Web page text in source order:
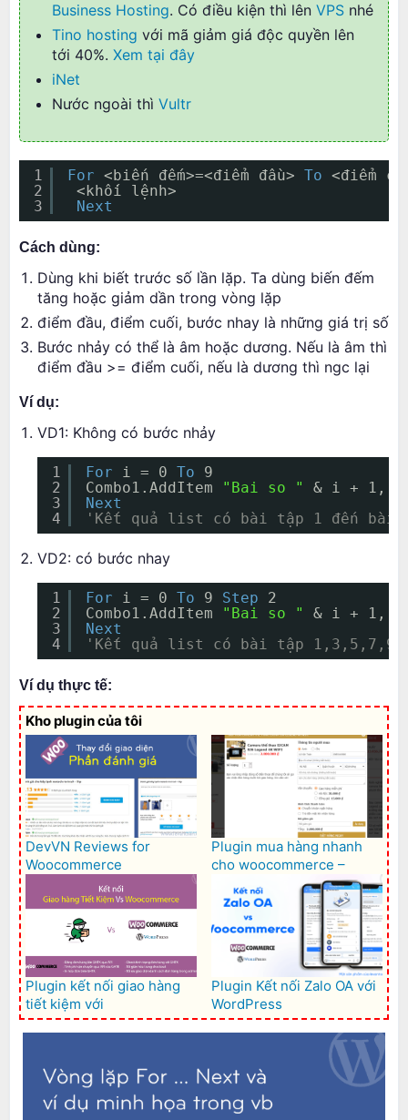
Business Hosting. Có điều kiện thì lên VPS nhé
Tino hosting với mã giảm giá độc quyền lên
tới 40%. Xem tại đây
iNet
Nước ngoài thì Vultr
1
2
3
For <biến đếm>=<điểm đầu> To <điểm
<khối lệnh>
Next
Cách dùng:
Dùng khi biết trước số lần lặp. Ta dùng biến đếm
tăng hoặc giảm dần trong vòng lặp
điểm đầu, điểm cuối, bước nhay là những giá trị số
Bước nhảy có thể là âm hoặc dương. Nếu là âm thì
điểm đầu >= điểm cuối, nếu là dương thì ngc lại
Ví dụ:
VD1: Không có bước nhảy
1
2
3
4
For i = 0 To
9
Combo1.AddItem
"Bai so "
& i + 1, i
Next
'Kết quả list có bài tập 1 đến bài
VD2: có bước nhay
1
2
3
4
For i = 0 To 9 Step
2
Combo1.AddItem
"Bai so "
& i + 1, i
Next
'Kết quả list có bài tập 1,3,5,7,9.
Ví dụ thực tế:
Kho plugin của tôi
DevVN Reviews for
Woocommerce
Plugin mua hàng nhanh
cho woocommerce –
Woocommerce Quick buy
Plugin kết nối giao hàng
tiết kiệm với
Woocommerce – GHTK for
Plugin Kết nối Zalo OA với
WordPress